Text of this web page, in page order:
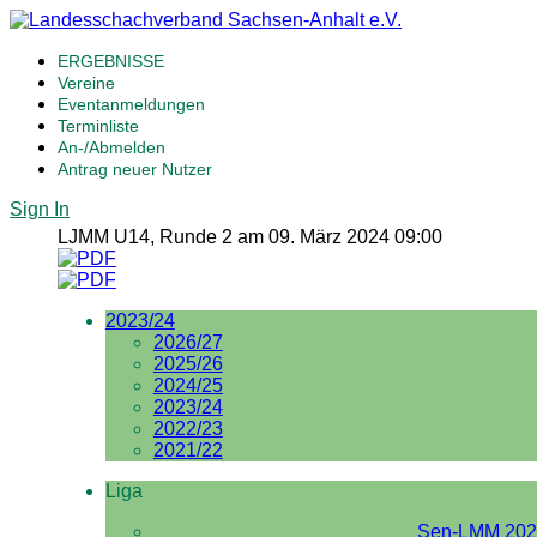
ERGEBNISSE
Vereine
Eventanmeldungen
Terminliste
An-/Abmelden
Antrag neuer Nutzer
Sign In
LJMM U14, Runde 2 am 09. März 2024 09:00
2023/24
2026/27
2025/26
2024/25
2023/24
2022/23
2021/22
Liga
Sen-LMM